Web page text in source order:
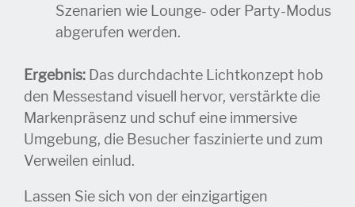
Szenarien wie Lounge- oder Party-Modus
abgerufen werden.
Ergebnis: Das durchdachte Lichtkonzept hob
den Messestand visuell hervor, verstärkte die
Markenpräsenz und schuf eine immersive
Umgebung, die Besucher faszinierte und zum
Verweilen einlud.
Lassen Sie sich von der einzigartigen